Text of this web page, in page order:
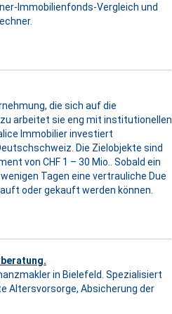
Immobilienfonds-Vergleich und
die sich auf die
arbeitet sie eng mit institutionellen
Immobilier investiert
Die Zielobjekte sind
von CHF 1 – 30 Mio.. Sobald ein
Tagen eine vertrauliche Due
oder gekauft werden können.
in Bielefeld. Spezialisiert
Altersvorsorge, Absicherung der